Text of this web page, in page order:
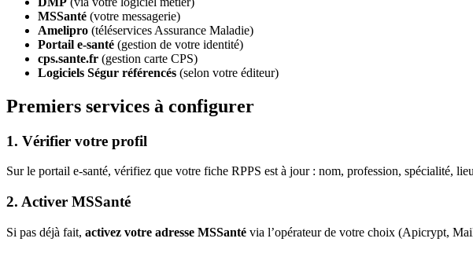
MSSanté (votre messagerie)
Amelipro (téléservices Assurance Maladie)
Portail e-santé (gestion de votre identité)
cps.sante.fr (gestion carte CPS)
Logiciels Ségur référencés (selon votre éditeur)
Premiers services à configurer
1. Vérifier votre profil
Sur le portail e-santé, vérifiez que votre fiche RPPS est à jour : nom, profession, spécialité,
2. Activer MSSanté
Si pas déjà fait, activez votre adresse MSSanté via l’opérateur de votre choix (Apicrypt,